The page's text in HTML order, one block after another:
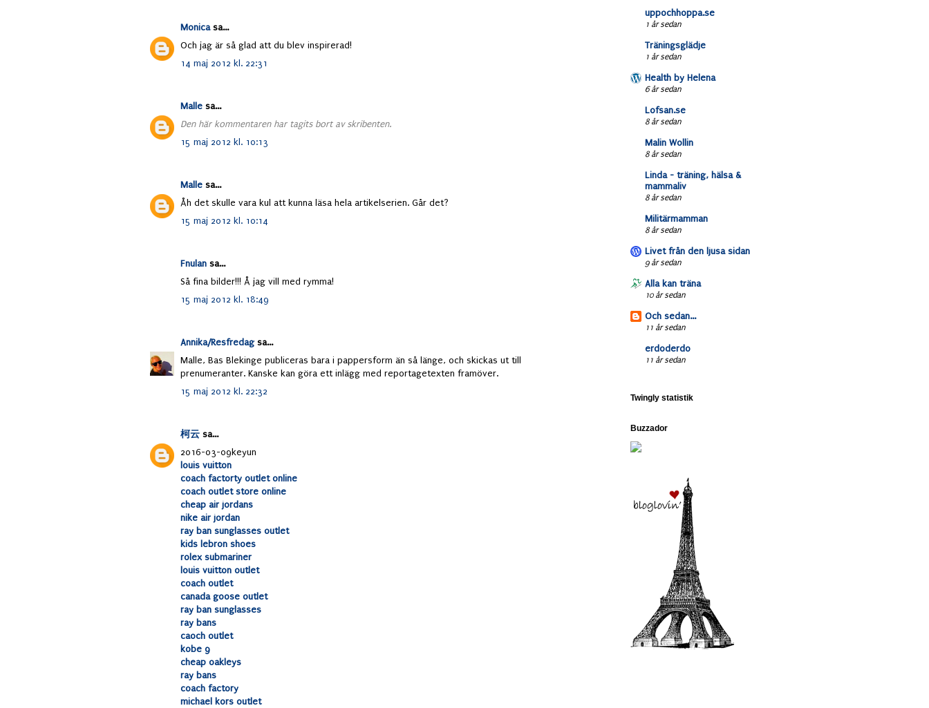
Monicasa...
Och jag är så glad att du blev inspirerad!
14 maj 2012 kl. 22:31
Malle sa...
Den här kommentaren har tagits bort av skribenten.
15 maj 2012 kl. 10:13
Malle sa...
Åh det skulle vara kul att kunna läsa hela artikelserien. Går det?
15 maj 2012 kl. 10:14
Fnulan sa...
Så fina bilder!!! Å jag vill med rymma!
15 maj 2012 kl. 18:49
Annika/Resfredagsa...
Malle, Bas Blekinge publiceras bara i pappersform än så länge, och skickas ut till
prenumeranter. Kanske kan göra ett inlägg med reportagetexten framöver.
15 maj 2012 kl. 22:32
柯云 sa...
2016-03-09keyun
louis vuitton
coach factorty outlet online
coach outlet store online
cheap air jordans
nike air jordan
ray ban sunglasses outlet
kids lebron shoes
rolex submariner
louis vuitton outlet
coach outlet
canada goose outlet
ray ban sunglasses
ray bans
caoch outlet
kobe 9
cheap oakleys
ray bans
coach factory
michael kors outlet
uppochhoppa.se
1 år sedan
Träningsglädje
1 år sedan
Health by Helena
6 år sedan
Lofsan.se
8 år sedan
Malin Wollin
8 år sedan
Linda - träning, hälsa &
mammaliv
8 år sedan
Militärmamman
8 år sedan
Livet från den ljusa sidan
9 år sedan
Alla kan träna
10 år sedan
Och sedan...
11 år sedan
erdoderdo
11 år sedan
Twingly statistik
Buzzador